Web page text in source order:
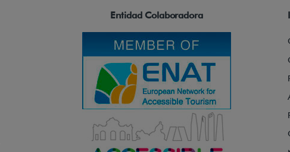
Entidad Colaboradora